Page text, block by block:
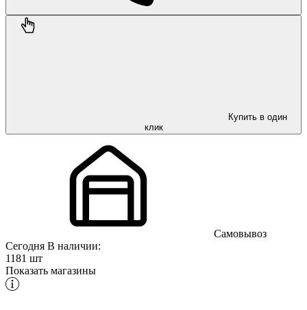
Купить в один
клик
Самовывоз
Сегодня В наличии:
1181 шт
Показать магазины